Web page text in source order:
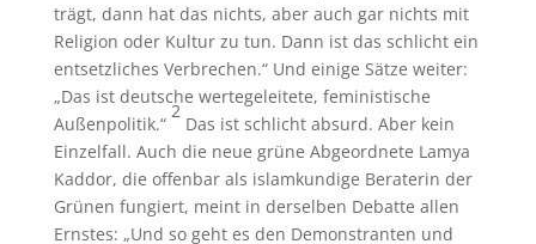
trägt, dann hat das nichts, aber auch gar nichts mit
Religion oder Kultur zu tun. Dann ist das schlicht ein
entsetzliches Verbrechen.“ Und einige Sätze weiter:
„Das ist deutsche wertegeleitete, feministische
Außenpolitik.“
2
Das ist schlicht absurd. Aber kein
Einzelfall. Auch die neue grüne Abgeordnete Lamya
Kaddor, die offenbar als islamkundige Beraterin der
Grünen fungiert, meint in derselben Debatte allen
Ernstes: „Und so geht es den Demonstranten und